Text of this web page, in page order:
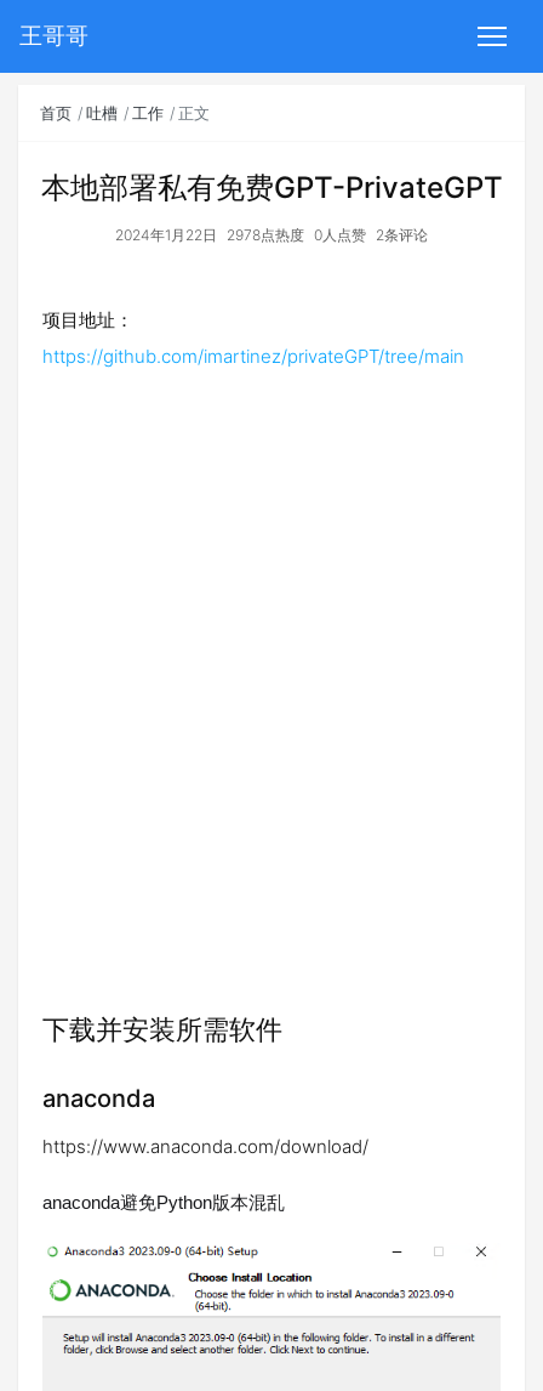
王哥哥
首页 吐槽 工作 正文
本地部署私有免费GPT-PrivateGPT
2024年1月22日 2978点热度 0人点赞 2条评论
项目地址：
https://github.com/imartinez/privateGPT/tree/main
下载并安装所需软件
anaconda
https://www.anaconda.com/download/
anaconda避免Python版本混乱